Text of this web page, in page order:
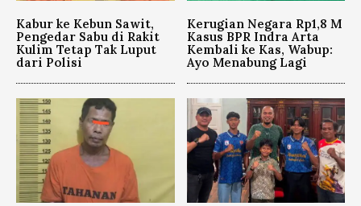
Kabur ke Kebun Sawit,
Pengedar Sabu di Rakit
Kulim Tetap Tak Luput
dari Polisi
Kerugian Negara Rp1,8 M
Kasus BPR Indra Arta
Kembali ke Kas, Wabup:
Ayo Menabung Lagi